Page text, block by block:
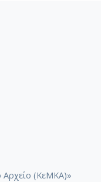
Αρχείο (ΚεΜΚΑ)»